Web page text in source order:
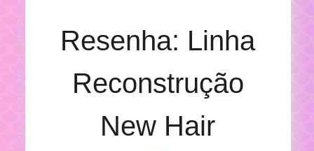
Resenha: Linha
Reconstrução
New Hair